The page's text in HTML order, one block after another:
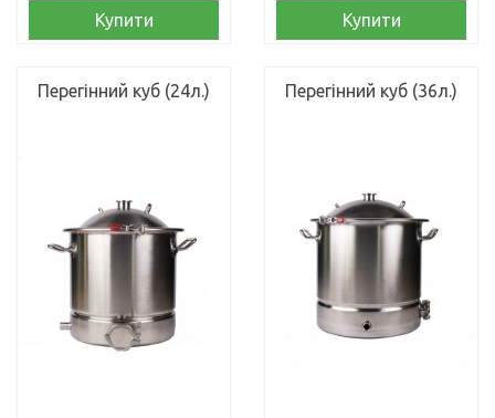
Купити Купити
Перегінний куб (24л.) Перегінний куб (36л.)